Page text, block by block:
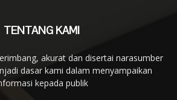
TENTANG KAMI
akurat dan disertai narasumber
dasar kami dalam menyampaikan
kepada publik